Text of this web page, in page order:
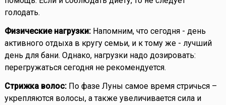
голодать.
Физические нагрузки: Напомним, что сегодня - день
активного отдыха в кругу семьи, и к тому же - лучший
день для бани. Однако, нагрузки надо дозировать:
перегружаться сегодня не рекомендуется.
Стрижка волос: По фазе Луны самое время стричься –
укрепляются волосы, а также увеличивается сила и